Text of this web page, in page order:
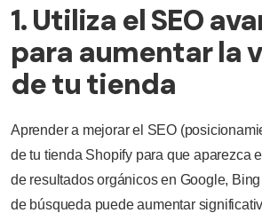
1. Utiliza el SEO
para aumentar la
de tu tienda
Aprender a mejorar el SEO
de tu tienda Shopify para que aparezca
de resultados orgánicos en Google,
de búsqueda puede aumentar